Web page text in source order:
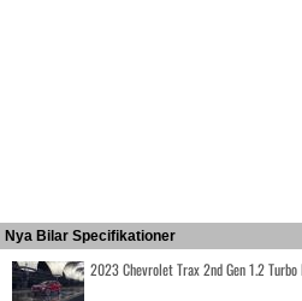
Nya Bilar Specifikationer
2023 Chevrolet Trax 2nd Gen 1.2